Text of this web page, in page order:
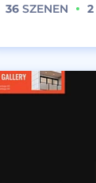
36 SZENEN 2